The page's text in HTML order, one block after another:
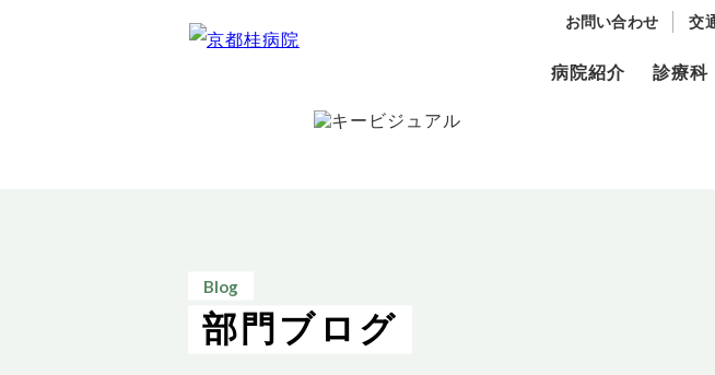
お問い合わせ 交
病院紹介 診療科
Blog
部門ブログ